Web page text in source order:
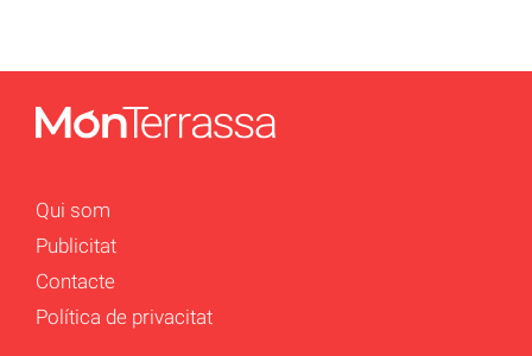
Qui som
Publicitat
Contacte
Política de privacitat